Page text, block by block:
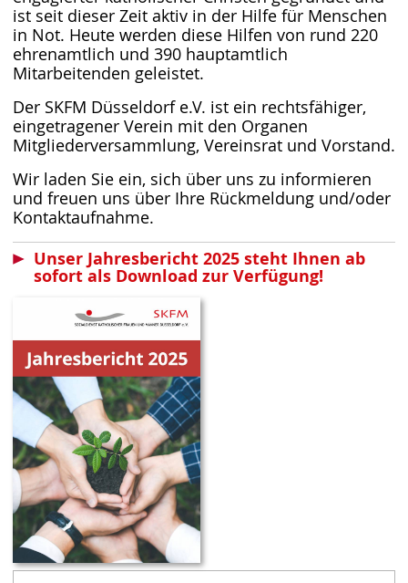
ist seit dieser Zeit aktiv in der Hilfe für Menschen
in Not. Heute werden diese Hilfen von rund 220
ehrenamtlich und 390 hauptamtlich
Mitarbeitenden geleistet.
Der SKFM Düsseldorf e.V. ist ein rechtsfähiger,
eingetragener Verein mit den Organen
Mitgliederversammlung, Vereinsrat und Vorstand.
Wir laden Sie ein, sich über uns zu informieren
und freuen uns über Ihre Rückmeldung und/oder
Kontaktaufnahme.
Unser Jahresbericht 2025 steht Ihnen ab
sofort als Download zur Verfügung!